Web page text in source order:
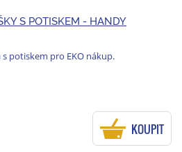
S POTISKEM - HANDY
s potiskem pro EKO nákup.
KOUPIT